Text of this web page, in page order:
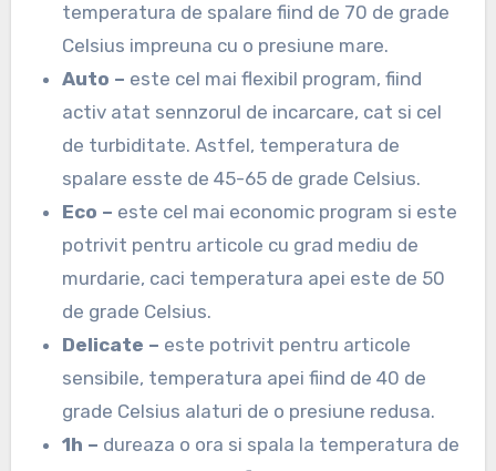
temperatura de spalare fiind de 70 de grade
Celsius impreuna cu o presiune mare.
Auto – este cel mai flexibil program, fiind
activ atat sennzorul de incarcare, cat si cel
de turbiditate. Astfel, temperatura de
spalare esste de 45-65 de grade Celsius.
Eco – este cel mai economic program si este
potrivit pentru articole cu grad mediu de
murdarie, caci temperatura apei este de 50
de grade Celsius.
Delicate – este potrivit pentru articole
sensibile, temperatura apei fiind de 40 de
grade Celsius alaturi de o presiune redusa.
1h – dureaza o ora si spala la temperatura de